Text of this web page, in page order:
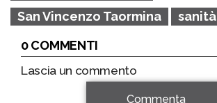
San Vincenzo Taormina
sanità
0 COMMENTI
Lascia un commento
Commenta